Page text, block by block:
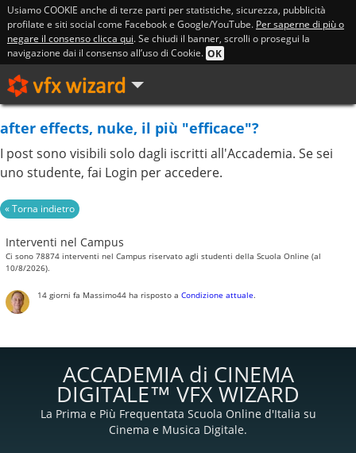
Usiamo COOKIE anche di terze parti per statistiche, sicurezza, pubblicità
profilate e siti social come Facebook e Google/YouTube. Per saperne di più o
negare il consenso clicca qui. Se chiudi il banner, scrolli o prosegui la
navigazione dai il consenso all’uso di Cookie. OK
after effects, nuke, il più "efficace"?
I post sono visibili solo dagli iscritti all'Accademia. Se sei
uno studente, fai Login per accedere.
Interventi nel Campus
Ci sono 78874 interventi nel Campus riservato agli studenti della Scuola Online (al
10/8/2026).
14 giorni fa Massimo44ha risposto a Condizione attuale.
ACCADEMIA di CINEMA
DIGITALE™ VFX WIZARD
La Prima e Più Frequentata Scuola Online d'Italia su
Cinema e Musica Digitale.